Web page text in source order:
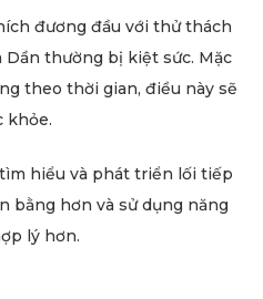
đương đầu với thử thách
thường bị kiệt sức. Mặc
theo thời gian, điều này sẽ
khỏe.
hiểu và phát triển lối tiếp
bằng hơn và sử dụng năng
lý hơn.